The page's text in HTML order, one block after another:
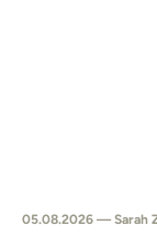
05.08.2026 — Sarah